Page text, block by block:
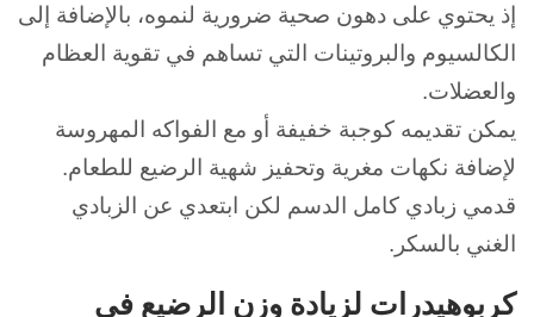
إذ يحتوي على دهون صحية ضرورية لنموه، بالإضافة إلى
الكالسيوم والبروتينات التي تساهم في تقوية العظام
والعضلات.
يمكن تقديمه كوجبة خفيفة أو مع الفواكه المهروسة
لإضافة نكهات مغرية وتحفيز شهية الرضيع للطعام.
قدمي زبادي كامل الدسم لكن ابتعدي عن الزبادي
الغني بالسكر.
كربوهيدرات لزيادة وزن الرضيع في